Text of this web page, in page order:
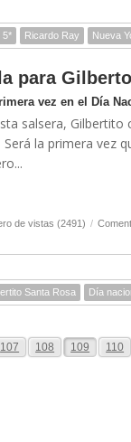
5* Ricardo Ray Nueva
para
vez en el Día
salsera,
Será la primera vez
de vistas (2491) /
Santa Rosa Día
107 108 109 110